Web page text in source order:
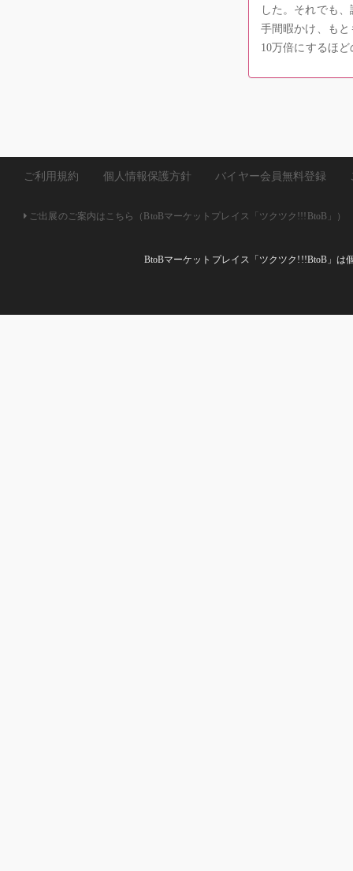
した。それでも
手間暇かけ、も
10万倍にするほ
ご利用規約 個人情報保護方針 バイヤー会員無料登録
ご出展のご案内はこちら（BtoBマーケットプレイス「ツクツク!!!BtoB」）
BtoBマーケットプレイス「ツクツク!!!BtoB」は